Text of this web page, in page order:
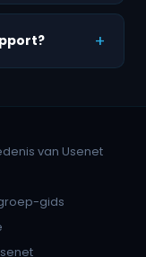
van Usenet
gids